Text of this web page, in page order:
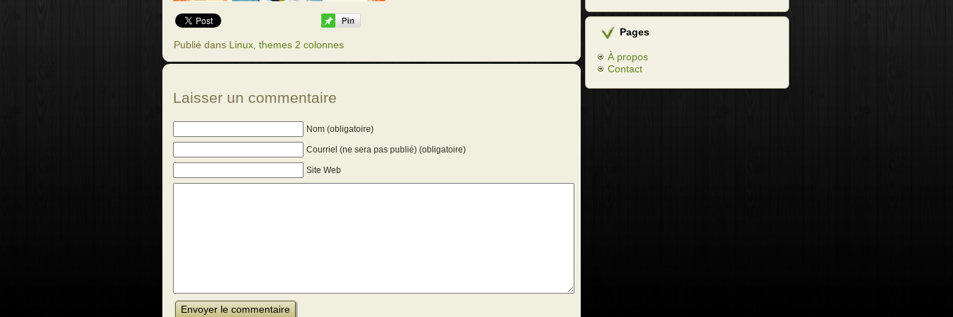
Publié dans Linux, themes 2 colonnes
Laisser un commentaire
Nom (obligatoire)
Courriel (ne sera pas publié) (obligatoire)
Site Web
Pages
À propos
Contact